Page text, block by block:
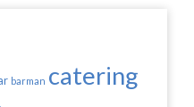
barman catering